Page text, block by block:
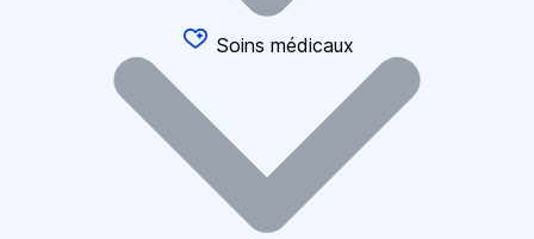
Soins médicaux